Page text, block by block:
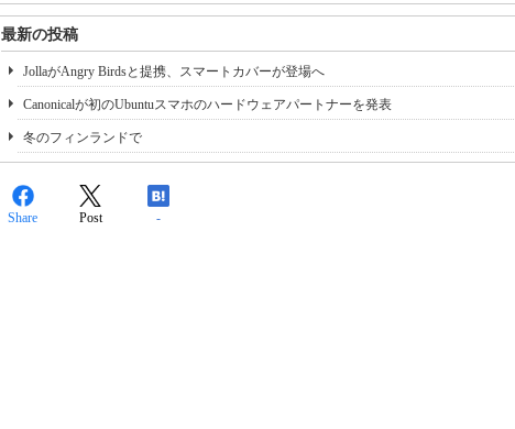
最新の投稿
JollaがAngry Birdsと提携、スマートカバーが登場へ
Canonicalが初のUbuntuスマホのハードウェアパートナーを発表
冬のフィンランドで
Share Post -